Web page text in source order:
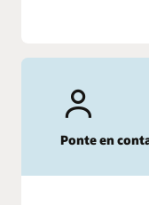
Ponte en